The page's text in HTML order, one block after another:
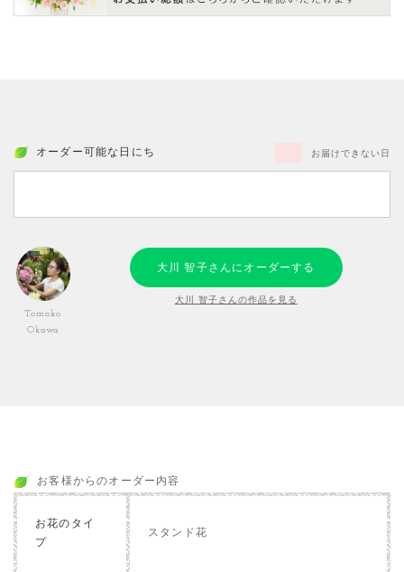
オーダー可能な日にち お届けできない日
Tomoko
Okawa
大川 智子さんにオーダーする
大川 智子さんの作品を見る
お客様からのオーダー内容
お花のタイ
プ
スタンド花